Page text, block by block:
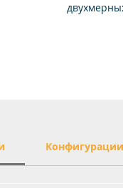
Конфигурации